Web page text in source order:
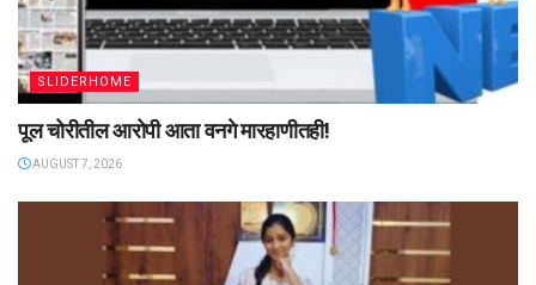
SLIDERHOME
पूल चोरीतील आरोपी आता वनगे मारहाणीतही!
AUGUST 7, 2026